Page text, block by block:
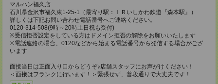
マルハン福久店
石川県金沢市福久東1-25-1（最寄り駅：ＩＲいしかわ鉄道『森本駅』）
詳しくは下記お問い合わせ電話番号へご連絡ください。
0120-314-508(9時～20時土日祝も受付)
※受信拒否設定をしている方はドメイン拒否の解除をお願いいたします
※電話連絡の場合、0120などから始まる電話番号から発信する場合がござ
います
面接当日は正面入り口からどうぞ♪店舗スタッフにお声がけください！
＜面接はフランクに行います！＞緊張せず、普段通りで大丈夫です！